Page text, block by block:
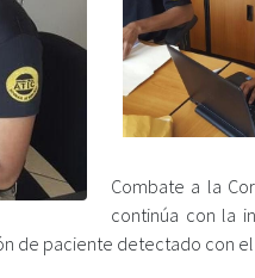
Combate a la
continúa con la
de paciente detectado con el